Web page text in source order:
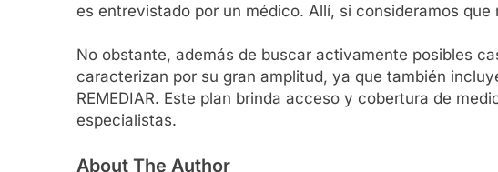
es entrevistado por un médico. Allí, si consideramos
No obstante, además de buscar activamente posibles
caracterizan por su gran amplitud, ya que también
REMEDIAR. Este plan brinda acceso y cobertura de
especialistas.
About The Author